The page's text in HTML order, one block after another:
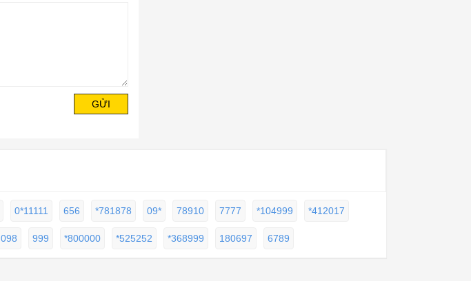
GỬI
0*11111 656 *781878 09* 78910 7777 *104999 *412017
098 999 *800000 *525252 *368999 180697 6789